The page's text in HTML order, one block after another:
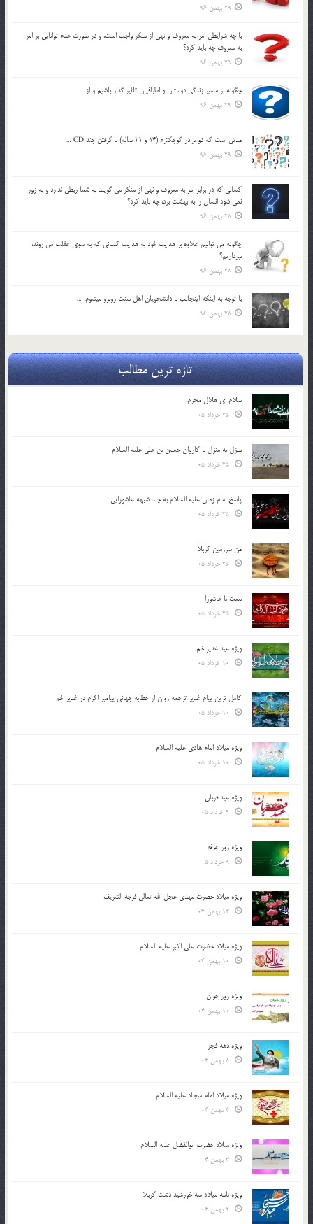
29 بهمن 96
با چه شرايطي امر به معروف و نهي از منکر واجب است، و در صورت عدم توانايي بر امر
به معروف چه بايد کرد؟
29 بهمن 96
چگونه بر مسير زندگي دوستان و اطرافيان تاثير گذار باشيم و از …
29 بهمن 96
مدتي است كه دو برادر كوچكترم (14 و 21 ساله) با گرفتن چند CD …
29 بهمن 96
كساني كه در برابر امر به معروف و نهي از منكر مي گويند به شما ربطي ندارد و به زور
نمي شود انسان را به بهشت برد، چه بايد كرد؟
28 بهمن 96
چگونه مي توانيم علاوه بر هدايت خود به هدايت كساني كه به سوي غفلت مي روند،
بپردازيم؟
28 بهمن 96
با توجه به اينكه اينجانب با دانشجويان اهل سنت روبرو مي‎شوم، …
28 بهمن 96
تازه ترین مطالب
سلام ای هلال محرم
منزل به منزل با کاروان حسین بن علی علیه السلام
پاسخ امام زمان علیه السلام به چند شبهه عاشورایی
من سرزمین کربلا
بیعت با عاشورا
ویژه عید غدیر خم
کامل ترین پیام غدیر ترجمه روان از خطابه جهانی پیامبر اکرم در غدیر خم
ویژه میلاد امام هادی علیه السلام
ویژه عید قربان
ویژه روز عرفه
ویژه میلاد حضرت مهدی عجل الله تعالی فرجه الشريف
ویژه میلاد حضرت علی اکبر علیه السلام
ویژه روز جوان
ویژه دهه فجر
ویژه میلاد امام سجاد علیه السلام
ویژه میلاد حضرت ابوالفضل علیه السلام
ویژه نامه میلاد سه خورشید دشت کربلا